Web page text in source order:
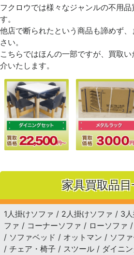
フクロウでは様々なジャンルの不用品
す。
他店で断られたという商品も諦めず
さい。
こちらではほんの一部ですが、買取
介いたします。
家具買取品
1人掛けソファ / 2人掛けソファ / 3
ファ / コーナーソファ / ローソファ
/ ソファベッド / オットマン / ソフ
/ チェア・椅子 / スツール / ダイニ